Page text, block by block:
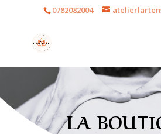
0782082004
LA